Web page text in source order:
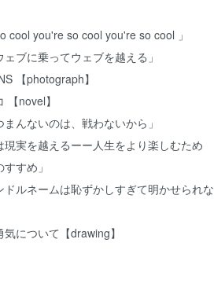
you're so cool you're so cool 」
ブに乗ってウェブを越える」
【photograph】
novel】
んないのは、戦わないから」
実を越えるーー人生をより楽しむため
すめ」
ルネームは恥ずかしすぎて明かせられな
について【drawing】